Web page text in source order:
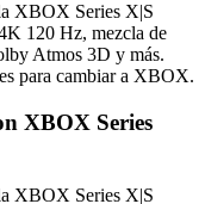
XBOX Series X|S
120 Hz, mezcla de
Atmos 3D y más.
para cambiar a XBOX.
XBOX Series
XBOX Series X|S